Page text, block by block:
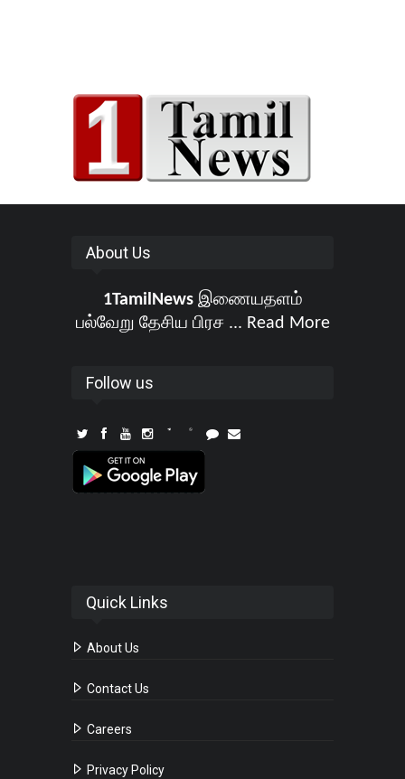
About Us
1TamilNewsஇணையதளம்
பல்வேறு தேசிய பிரச ... Read More
Follow us
Quick Links
About Us
Contact Us
Careers
Privacy Policy